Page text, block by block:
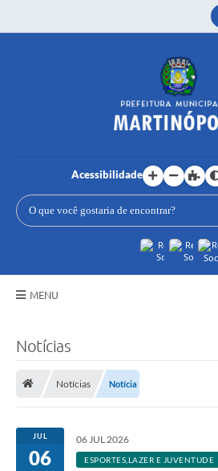
Acessibilidade
MENU
Secretarias
Serviços Online
Notícias
Notícias Notícia
JUL
06
06 JUL 2026
ESPORTES,LAZER E JUVENTUDE